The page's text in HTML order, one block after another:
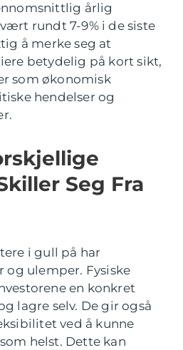
årlig
rundt 7-9% i de siste
å merke seg at
betydelig på kort sikt,
som økonomisk
hendelser og
Seg Fra
i gull på har
ulemper. Fysiske
en konkret
lagre selv. De gir også
ved å kunne
helst. Dette kan